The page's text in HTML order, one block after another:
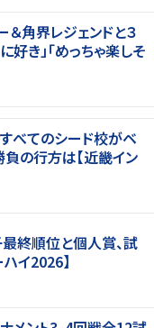
角界レジェンドと３
好き」「めっちゃ楽しそ
べてのシード校がベ
の行方は【近畿イン
終順位と個人賞、試
イ2026】